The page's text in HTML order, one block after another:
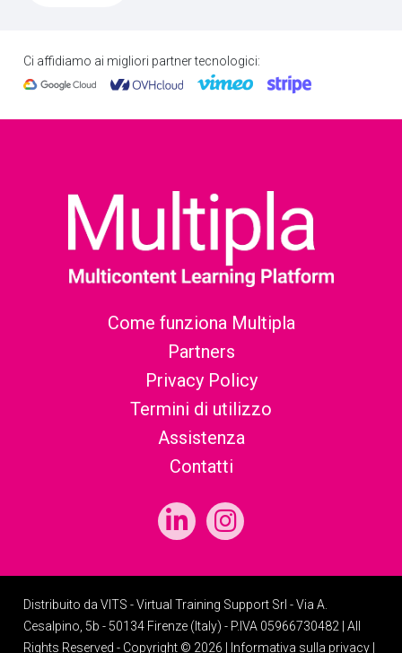
Ci affidiamo ai migliori partner tecnologici:
Come funziona Multipla
Partners
Privacy Policy
Termini di utilizzo
Assistenza
Contatti
Distribuito da VITS - Virtual Training Support Srl - Via A.
Cesalpino, 5b - 50134 Firenze (Italy) - P.IVA 05966730482 | All
Rights Reserved - Copyright © 2026 |
Informativa sulla privacy